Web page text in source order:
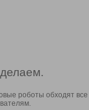
роботы обходят